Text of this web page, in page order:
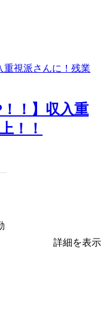
！】収入重
！！
詳細を表示